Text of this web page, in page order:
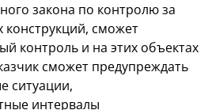
закона по контролю за
сможет
контроль и на этих объектах
сможет предупреждать
ситуации,
интервалы